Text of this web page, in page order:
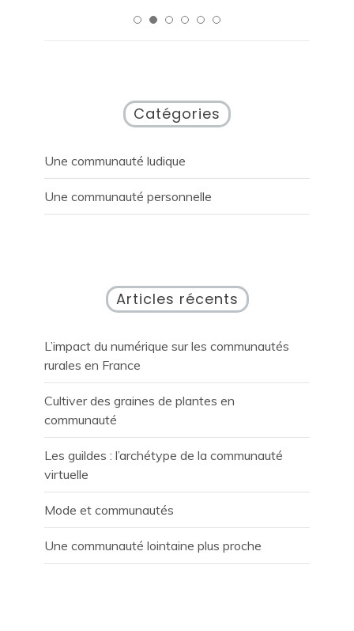
Catégories
Une communauté ludique
Une communauté personnelle
Articles récents
L’impact du numérique sur les communautés
rurales en France
Cultiver des graines de plantes en
communauté
Les guildes : l’archétype de la communauté
virtuelle
Mode et communautés
Une communauté lointaine plus proche